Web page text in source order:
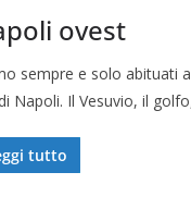
ovest
sempre e solo abituati
Napoli. Il Vesuvio, il
tutto